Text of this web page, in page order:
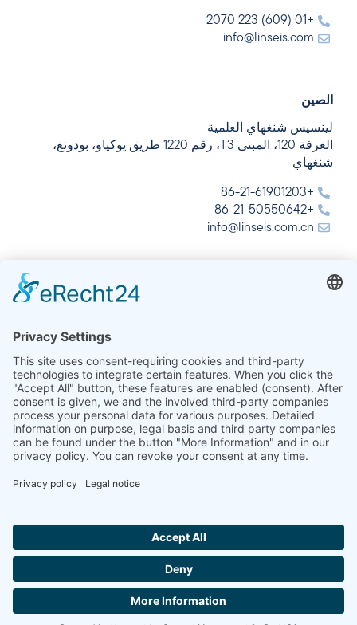
+01 (609) 223 2070
info@linseis.com
الصين
لينسيس شنغهاي العلمية
الغرفة 120، المبنى T3، رقم 1220 طريق يوكياو، بودونغ،
شنغهاي
+86-21-61901203
+86-21-50550642
info@linseis.com.cn
الهند
+91-11-42883851
sales@linseis.in
النشرة
الإخبارية
الشركةبصمة
حماية
البيانات
اتصل
بنا
GTC
Hallo ich bin LINAI! Wie kann ich dir